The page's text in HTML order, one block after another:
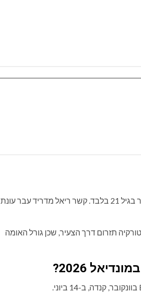
כנראה השם הגדול ביותר בנבחרת הטורקית, ארדה גולר, כבר הפך לשם דבר בגיל 21 בלבד. קשר ריאל מדריד עבר עונת
תזרום דרך הצעיר, שכן גורל האומה
2026?